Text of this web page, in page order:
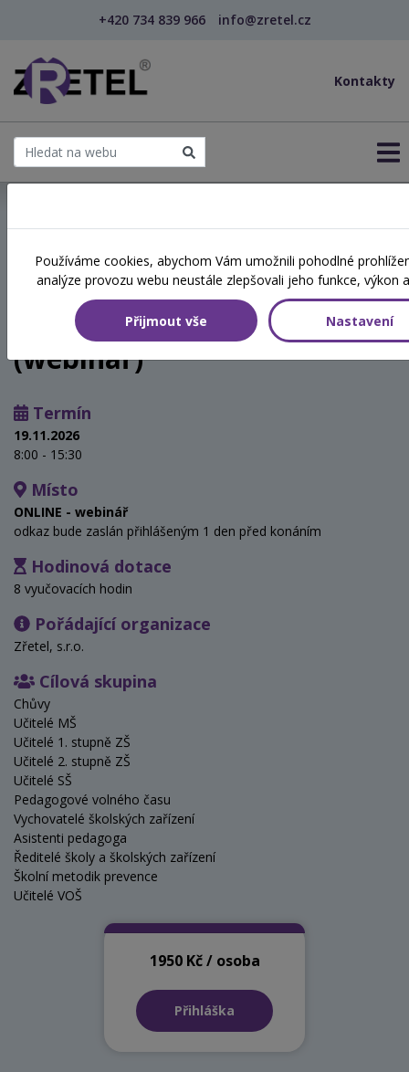
+420 734 839 966 info@zretel.cz
Kontakty
šablony
Jak komunikovat nejen s
dětmi, abychom si rozuměli
(webinář)
Termín
19.11.2026
8:00 - 15:30
Místo
ONLINE - webinář
odkaz bude zaslán přihlášeným 1 den před konáním
Hodinová dotace
8 vyučovacích hodin
Pořádající organizace
Zřetel, s.r.o.
Cílová skupina
Chůvy
Učitelé MŠ
Učitelé 1. stupně ZŠ
Učitelé 2. stupně ZŠ
Učitelé SŠ
Pedagogové volného času
Vychovatelé školských zařízení
Asistenti pedagoga
Ředitelé školy a školských zařízení
Školní metodik prevence
Učitelé VOŠ
1950 Kč / osoba
Přihláška
Používáme cookies, abychom Vám umožnili pohodlné
analýze provozu webu neustále zlepšovali jeho funkce, výkon
Přijmout vše Nastavení